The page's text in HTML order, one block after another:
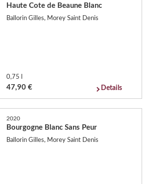
Haute Cote de Beaune Blanc
Ballorin Gilles, Morey Saint Denis
0,75 l
47,90 € Details
2020
Bourgogne Blanc Sans Peur
Ballorin Gilles, Morey Saint Denis